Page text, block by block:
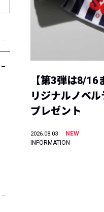
【第3弾は8/16
リジナルノベ
プレゼント
2026.08.03
NEW
INFORMATION